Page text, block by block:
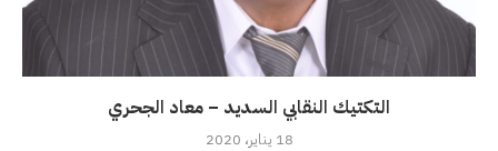
التكتيك النقابي السديد – معاد الجحري
18 يناير، 2020